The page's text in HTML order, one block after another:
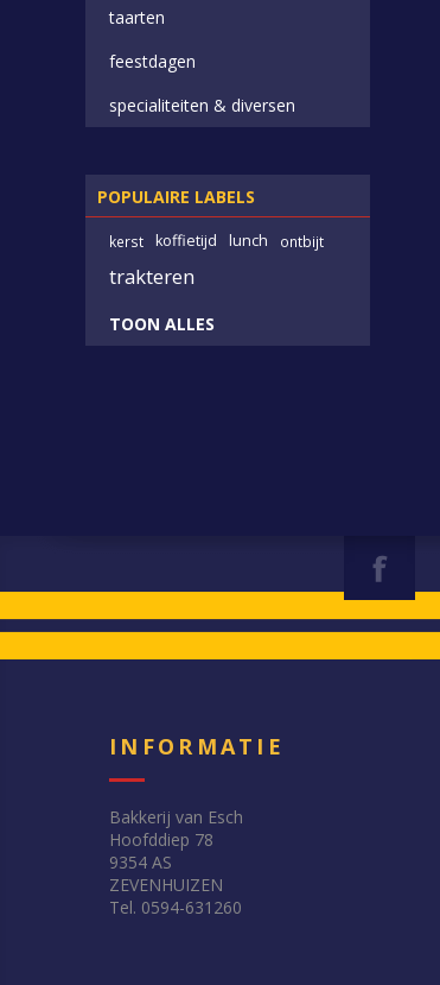
taarten
feestdagen
specialiteiten & diversen
POPULAIRE LABELS
kerst koffietijd lunch ontbijt
trakteren
TOON ALLES
INFORMATIE
Bakkerij van Esch
Hoofddiep 78
9354 AS
ZEVENHUIZEN
Tel. 0594-631260